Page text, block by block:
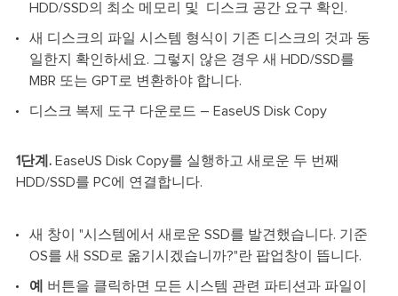
HDD/SSD의 최소 메모리 및 디스크 공간 요구 확인.
새 디스크의 파일 시스템 형식이 기존 디스크의 것과 동
일한지 확인하세요. 그렇지 않은 경우 새 HDD/SSD를
MBR 또는 GPT로 변환하야 합니다.
디스크 복제 도구 다운로드 – EaseUS Disk Copy
1단계.EaseUS Disk Copy를 실행하고 새로운 두 번째
HDD/SSD를 PC에 연결합니다.
새 창이 "시스템에서 새로운 SSD를 발견했습니다. 기준
OS를 새 SSD로 옮기시겠습니까?"란 팝업창이 뜹니다.
예
버튼을 클릭하면 모든 시스템 관련 파티션과 파일이